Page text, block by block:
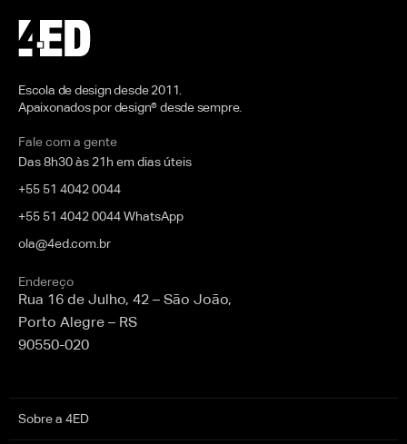
Escola de design desde 2011.
Apaixonados por design® desde sempre.
Fale com a gente
Das 8h30 às 21h em dias úteis
+55 51 4042 0044
+55 51 4042 0044 WhatsApp
ola@4ed.com.br
Endereço
Rua 16 de Julho, 42 – São João,
Porto Alegre – RS
90550-020
Sobre a 4ED